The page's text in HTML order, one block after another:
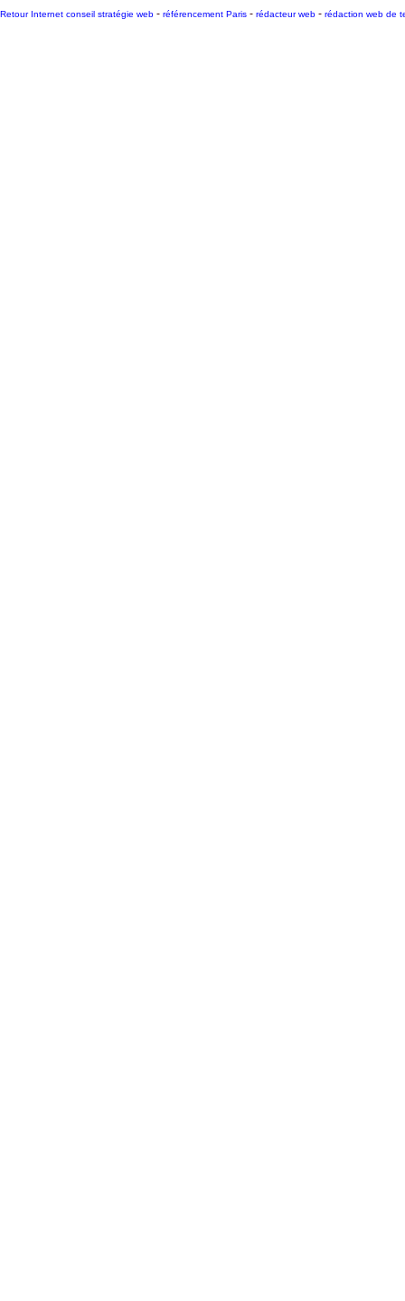
Retour Internet conseil stratégie web - référencement Paris - rédacteur web - rédaction web de